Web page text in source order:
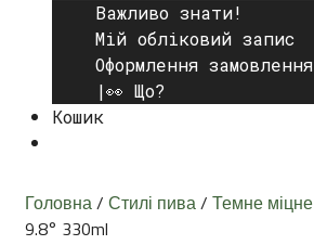
Важливо знати!
Мій обліковий запис
Оформлення замовлення
|👀 Що?
Кошик
Головна/ Стилі пива/ Темне міцне
9.8° 330ml